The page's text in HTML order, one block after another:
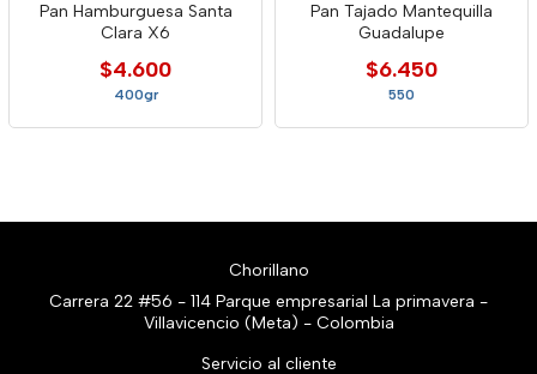
Pan Hamburguesa Santa
Clara X6
$4.600
400gr
Pan Tajado Mantequilla
Guadalupe
$6.450
550
Chorillano
Carrera 22 #56 - 114 Parque empresarial La primavera -
Villavicencio (Meta) - Colombia
Servicio al cliente